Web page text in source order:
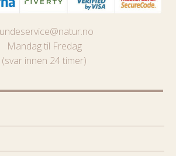
Mandag til Fredag
(svar innen 24 timer)